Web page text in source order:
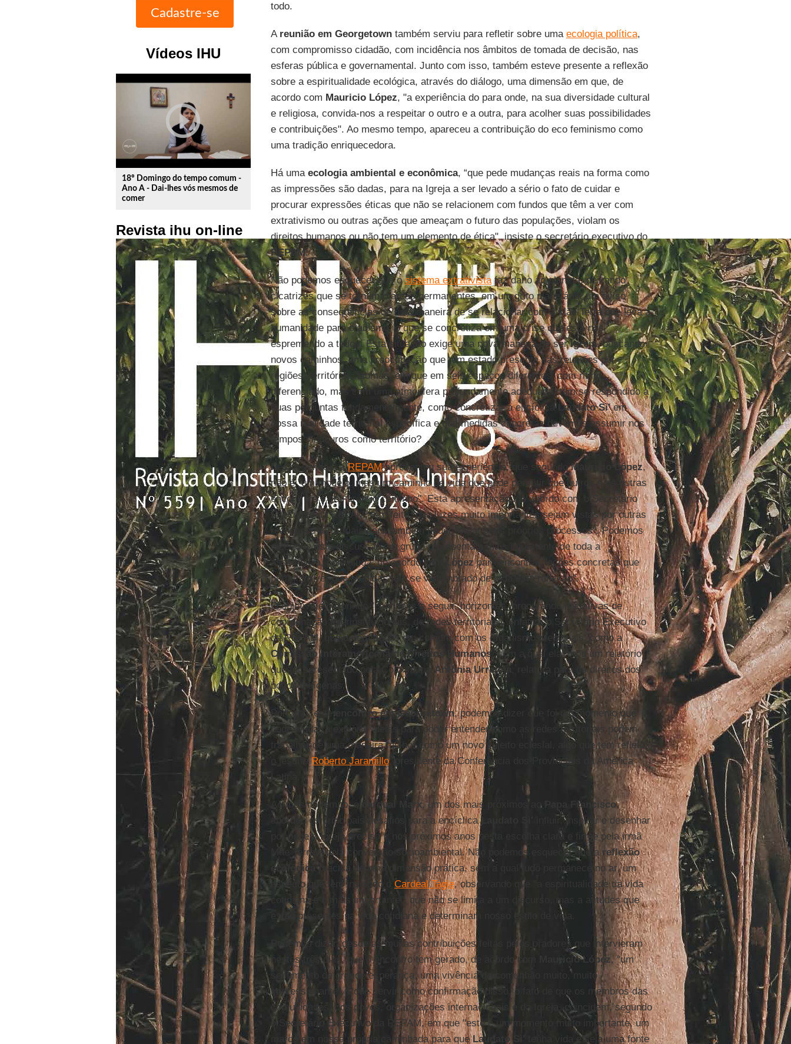
Vídeos IHU
play_circle_outline
18º Domingo do tempo comum -
Ano A - Dai-lhes vós mesmos de
comer
Revista ihu on-line
todo.
A reunião em Georgetowntambém serviu para refletir sobre uma ecologia política,
com compromisso cidadão, com incidência nos âmbitos de tomada de decisão, nas
esferas pública e governamental. Junto com isso, também esteve presente a reflexão
sobre a espiritualidade ecológica, através do diálogo, uma dimensão em que, de
acordo com Mauricio López, "a experiência do para onde, na sua diversidade cultural
e religiosa, convida-nos a respeitar o outro e a outra, para acolher suas possibilidades
e contribuições". Ao mesmo tempo, apareceu a contribuição do eco feminismo como
uma tradição enriquecedora.
Há uma ecologia ambiental e econômica, “que pede mudanças reais na forma como
as impressões são dadas, para na Igreja a ser levado a sério o fato de cuidar e
procurar expressões éticas que não se relacionem com fundos que têm a ver com
extrativismo ou outras ações que ameaçam o futuro das populações, violam os
direitos humanos ou não tem um elemento de ética", insiste o secretário executivo do
REPAM.
Não podemos esquecer que osistema extrativistafaz dano ao planeta, deixando
cicatrizes que se tornam marcas permanentes, em um grito planetário, um aviso
sobre as consequências de uma maneira de se relacionar com a Mãe Terra que leva a
humanidade para o abismo, o que se concretiza em uma crise que está nos
espremendo a todos. Esta situação exige uma nova maneira de serIgreja, buscando
novos caminhos, uma preocupação que tem estado presente nas reuniões por
regiões, territórios, biomas, em que em seis espaços diferentes, com ritmo
diferenciado, mas com uma atmosfera profundamente adequada, tem se respondido a
duas perguntas fundamentalmente, como concretizar a encíclica Laudato Sì'em
nossa realidade territorial específica e que medidas concretas devemos assumir nos
tempos vindouros como território?
Nesse sentido, aREPAMapresentou sua experiência, que segundoMauricio López,
não é "um modelo, mas um caminho de vida que pode permitir que outros e os outras
encontrem o seu próprio caminho". Esta apresentação, de acordo com o Secretário
Executivo da REPAM, tem feito "que luzes muito importantes sejam vistas por outras
realidades territoriais para também poder rotear seus próprios processos". Podemos
dizer que esta discussão em grupo representa a mais importante de toda a
assembleia, pois ajuda, de acordo com
Lópezpara encontrar "ações concretas que
permitem ver que medidas tem se vislumbrado de toda esta reflexão".
O objetivo é ir abrindo "caminhos a seguir, horizontes, procurando iniciativas de
coordenação interinstitucionais, de redes territoriais", enfatiza o Secretário Executivo
da REPAM, que detém ações em comum com os organismos regionais, como a
Comissão Interamericana de Direitos Humanos, com a qual elaborou um relatório
que foi apresentado pela Comissária Antônia Urrejola
, relatora para os direitos dos
povos indígenas.
Portanto, este encontro em Georgetown, podemos dizer que foi um momento que
pode ajudar a explorar ideias para poder entender como as redes territoriais podem
trabalhar de uma maneira melhor como um novo sujeito eclesial, algo que tem refletido
o jesuítaRoberto Jaramillo, presidente da Conferência dos Provinciais da América
Latina.
Ao mesmo tempo, ocardeal Marx, um dos mais próximos ao Papa Francisco,
abordou os principais desafios para a encíclicaLaudato Sì'
influir, inspirar e desenhar
por onde a Igreja precisa ir nos próximos anos nesta escolha clara e firme pela irmã
Mãe Terra e pela conversão socioambiental. Não podemos esquecer que areflexão
ecológica precisa de uma dimensão prática, sem a qual tudo permanece no ar, um
aspecto que tem insistido o Cardeal Tagle, observando que "a espiritualidade da vida
cotidiana é o mais importante", que não se limita a um discurso, mas a atitudes que
estão presentes na vida cotidiana e determinam nosso estilo de vida.
Podemos dizer, desde as muitas contribuições feitas pelos oradores que intervieram
nestes três dias, que o encontro tem gerado, de acordo com
Mauricio López, "um
sentimento de grande esperança, uma vivência de comunhão muito, muito
impressionante". Pode servir como confirmação disso, o fato de que os membros das
comunidades, dos povos, organizações internacionais e da Igreja, coincidem, segundo
o Secretário Executivo da REPAM, em que "este é um momento muito importante, um
marco em nossa própria caminhada para queLaudato Sì' tenha vida e seja uma fonte